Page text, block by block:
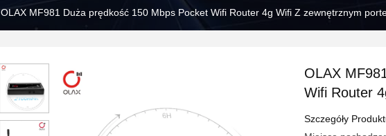
OLAX MF981 Duża prędkość 150 Mbps Pocket Wifi Router 4g Wifi Z zewnętrznym
OLAX
Wifi Router
antenowym
Szczegóły